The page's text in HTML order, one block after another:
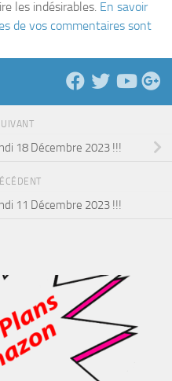
les indésirables. En savoir
de vos commentaires sont
18 Décembre 2023 !!!
11 Décembre 2023 !!!